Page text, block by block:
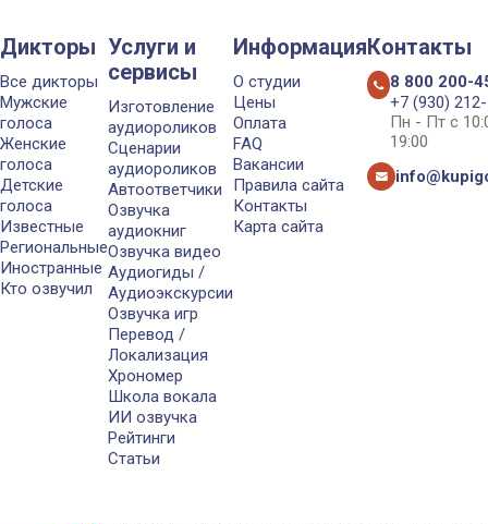
Дикторы
Все дикторы
Мужские
голоса
Женские
голоса
Детские
голоса
Известные
Региональные
Иностранные
Кто озвучил
Услуги и
сервисы
Изготовление
аудиороликов
Сценарии
аудиороликов
Автоответчики
Озвучка
аудиокниг
Озвучка видео
Аудиогиды /
Аудиоэкскурсии
Озвучка игр
Перевод /
Локализация
Хрономер
Школа вокала
ИИ озвучка
Рейтинги
Статьи
Информация
О студии
Цены
Оплата
FAQ
Вакансии
Правила сайта
Контакты
Карта сайта
Контакты
8 800 200-
+7 (930)
Пн - Пт с
19:00